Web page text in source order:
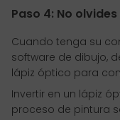
Paso 4: No
Cuando tenga su
software de dibujo,
lápiz óptico para
Invertir en un lápiz
proceso de pintura